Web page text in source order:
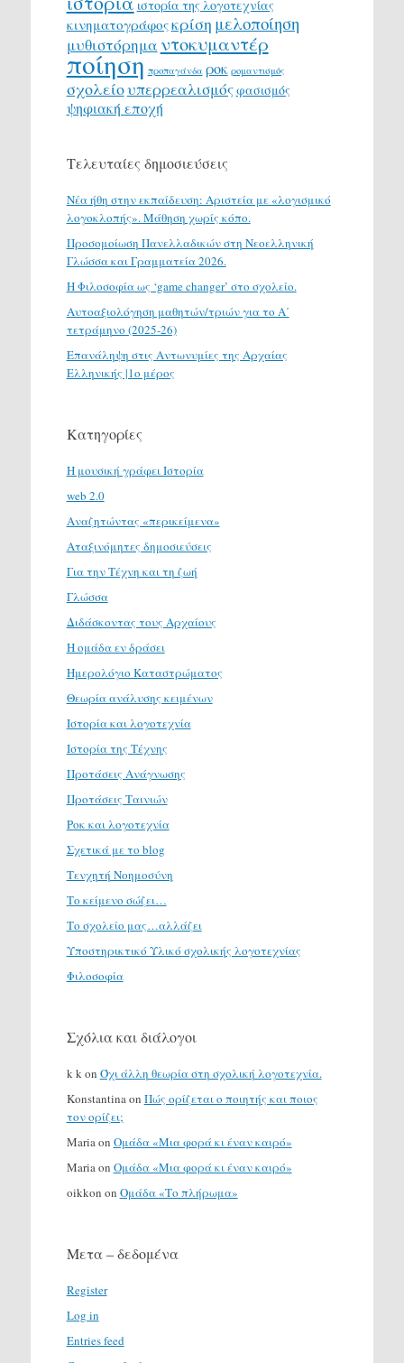
ιστορία της λογοτεχνίας
κινηματογράφοςκρίση μελοποίηση
μυθιστόρημα ντοκυμαντέρ
ποίηση προπαγάνδα ροκ ρομαντισμός
σχολείουπερρεαλισμόςφασισμός
ψηφιακή εποχή
Τελευταίες δημοσιεύσεις
Νέα ήθη στην εκπαίδευση: Αριστεία με «λογισμικό
λογοκλοπής». Μάθηση χωρίς κόπο.
Προσομοίωση Πανελλαδικών στη Νεοελληνική
Γλώσσα και Γραμματεία 2026.
H Φιλοσοφία ως ‘game changer’ στο σχολείο.
Αυτοαξιολόγηση μαθητών/τριών για το Α΄
τετράμηνο (2025-26)
Επανάληψη στις Αντωνυμίες της Αρχαίας
Ελληνικής |1ο μέρος
Κατηγορίες
H μουσική γράφει Ιστορία
web 2.0
Αναζητώντας «περικείμενα»
Αταξινόμητες δημοσιεύσεις
Για την Τέχνη και τη ζωή
Γλώσσα
Διδάσκοντας τους Αρχαίους
Η ομάδα εν δράσει
Ημερολόγιο Καταστρώματος
Θεωρία ανάλυσης κειμένων
Ιστορία και λογοτεχνία
Ιστορία της Τέχνης
Προτάσεις Ανάγνωσης
Προτάσεις Ταινιών
Ροκ και λογοτεχνία
Σχετικά με το blog
Τενχητή Νοημοσύνη
Το κείμενο σώζει…
Το σχολείο μας…αλλάζει
Υποστηρικτικό Υλικό σχολικής λογοτεχνίας
Φιλοσοφία
Σχόλια και διάλογοι
k kon Όχι άλλη θεωρία στη σχολική λογοτεχνία.
Konstantinaon Πώς ορίζεται ο ποιητής και ποιος
τον ορίζει;
Mariaon Ομάδα «Μια φορά κι έναν καιρό»
Mariaon Ομάδα «Μια φορά κι έναν καιρό»
oikkon on Ομάδα «Το πλήρωμα»
Μετα – δεδομένα
Register
Log in
Entries feed